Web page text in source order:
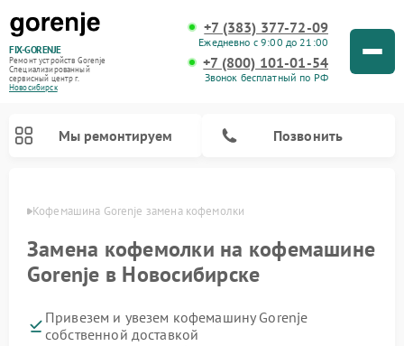
FIX-GORENJE
Ремонт устройств Gorenje
Специализированный
cервисный центр г.
Новосибирск
+7 (383) 377-72-09
Ежедневно с 9:00 до 21:00
+7 (800) 101-01-54
Звонок бесплатный по РФ
Мы ремонтируем Позвонить
Кофемашина Gorenje замена кофемолки
Замена кофемолки на кофемашине
Gorenje в Новосибирске
Привезем и увезем кофемашину Gorenje
собственной доставкой